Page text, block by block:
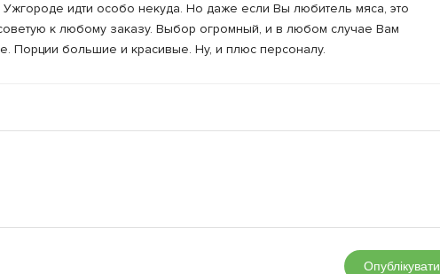
идти особо некуда. Но даже если Вы любитель мяса, это
к любому заказу. Выбор огромный, и в любом случае Вам
Порции большие и красивые. Ну, и плюс персоналу.
Опублікувати